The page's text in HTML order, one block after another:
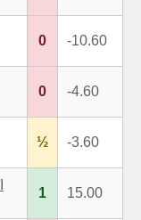
0 -10.60
0 -4.60
½ -3.60
1 15.00